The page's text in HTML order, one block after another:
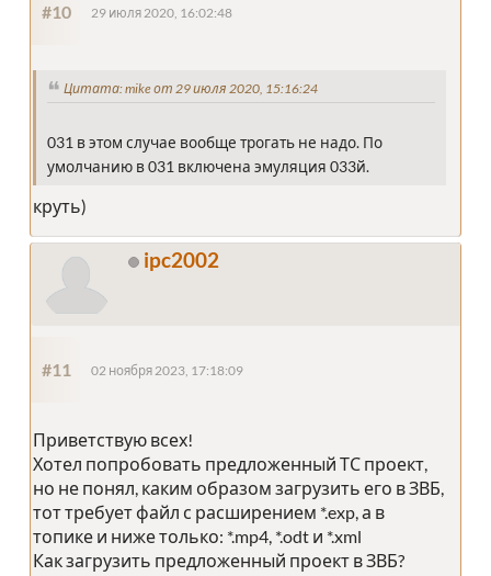
#10 29 июля 2020, 16:02:48
Цитата: mike от 29 июля 2020, 15:16:24
031 в этом случае вообще трогать не надо. По
умолчанию в 031 включена эмуляция 033й.
круть)
ipc2002
#11 02 ноября 2023, 17:18:09
Приветствую всех!
Хотел попробовать предложенный ТС проект,
но не понял, каким образом загрузить его в ЗВБ,
тот требует файл с расширением *.exp, а в
топике и ниже только: *.mp4, *.odt и *.xml
Как загрузить предложенный проект в ЗВБ?